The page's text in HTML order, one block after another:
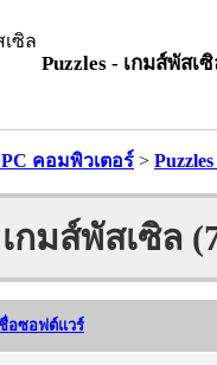
Puzzles - เกมส์พัสเ
PC คอมพิวเตอร์ >
กมส์พัสเซิล
ชื่อซอฟต์แวร์